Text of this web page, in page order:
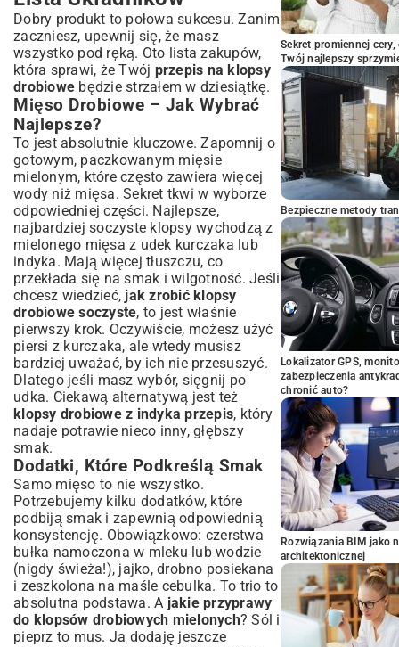
Czy Można Zamrozić Klopsy Drobiowe –
Poradnik
Jak Zapobiec Rozpadaniu Się Klopsów –
Sprawdzone Metody
Podsumowanie: Twoje Nowe Ulubione
Klopsy Drobiowe
Dobry produkt to połowa sukcesu. Zanim
zaczniesz, upewnij się, że masz
wszystko pod ręką. Oto lista zakupów,
która sprawi, że Twój przepis na klopsy
drobiowe będzie strzałem w dziesiątkę.
Mięso Drobiowe – Jak Wybrać
Najlepsze?
To jest absolutnie kluczowe. Zapomnij o
gotowym, paczkowanym mięsie
mielonym, które często zawiera więcej
wody niż mięsa. Sekret tkwi w wyborze
odpowiedniej części. Najlepsze,
najbardziej soczyste klopsy wychodzą z
mielonego mięsa z udek kurczaka lub
indyka. Mają więcej tłuszczu, co
przekłada się na smak i wilgotność. Jeśli
chcesz wiedzieć, jak zrobić klopsy
drobiowe soczyste, to jest właśnie
pierwszy krok. Oczywiście, możesz użyć
piersi z kurczaka, ale wtedy musisz
bardziej uważać, by ich nie przesuszyć.
Dlatego jeśli masz wybór, sięgnij po
udka. Ciekawą alternatywą jest też
klopsy drobiowe z indyka przepis, który
nadaje potrawie nieco inny, głębszy
smak.
Dodatki, Które Podkreślą Smak
Samo mięso to nie wszystko.
Potrzebujemy kilku dodatków, które
podbiją smak i zapewnią odpowiednią
konsystencję. Obowiązkowo: czerstwa
bułka namoczona w mleku lub wodzie
(nigdy świeża!), jajko, drobno posiekana
i zeszkolona na maśle cebulka. To trio to
absolutna podstawa. A jakie przyprawy
do klopsów drobiowych mielonych? Sól i
pieprz to mus. Ja dodaję jeszcze
Sekret promiennej
Twój najlepszy
Bezpieczne metody
Lokalizator GPS,
zabezpieczenia
chronić auto?
Rozwiązania BIM jako
architektonicznej